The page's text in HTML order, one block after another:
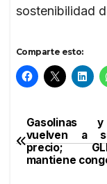
sostenibilidad
Comparte esto:
de
Gasolinas
vuelven a
precio;
mantiene